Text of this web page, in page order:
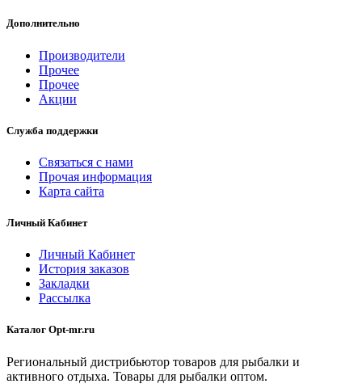
Дополнительно
Производители
Прочее
Прочее
Акции
Служба поддержки
Связаться с нами
Прочая информация
Карта сайта
Личный Кабинет
Личный Кабинет
История заказов
Закладки
Рассылка
Каталог Opt-mr.ru
Региональный дистрибьютор товаров для рыбалки и
активного отдыха. Товары для рыбалки оптом.